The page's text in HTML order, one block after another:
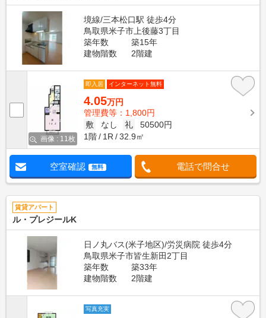
境線/三本松口駅 徒歩4分
鳥取県米子市上後藤3丁目
築年数
築15年
建物階数
2階建
画像 : 11枚
即入居 インターネット無料
4.05万円
管理費等：1,800円
敷
なし 礼
50500円
1階
1R 32.9㎡
空室確認 無料 電話で問合せ
賃貸アパート
ル・プレジールK
日ノ丸バス(米子地区)/労災病院 徒歩4分
鳥取県米子市皆生新田2丁目
築年数
築33年
建物階数
2階建
写真充実